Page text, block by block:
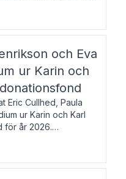
Daniel Boyacioglu,
Josef
och Eva
ur Karin och
Eric Cullhed, Paula
ur Karin och Karl
för år 2026.
kronor vardera. Eric
i grekis